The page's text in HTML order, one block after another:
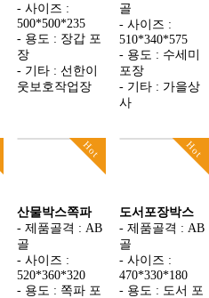
- 사이즈 :
500*500*235
- 용도 : 장갑 포
장
- 기타 : 선한이
웃보호작업장
골
- 사이즈 :
510*340*575
- 용도 : 수세미
포장
- 기타 : 가을상
사
Hot
산물박스쪽파
- 제품골격 : AB
골
- 사이즈 :
520*360*320
- 용도 : 쪽파 포
Hot
도서포장박스
- 제품골격 : AB
골
- 사이즈 :
470*330*180
- 용도 : 도서 포